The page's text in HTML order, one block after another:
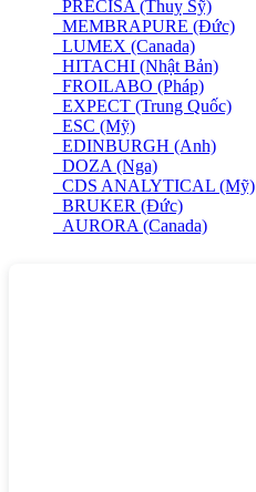
PRECISA (Thuỵ Sỹ)
MEMBRAPURE (Đức)
LUMEX (Canada)
HITACHI (Nhật Bản)
FROILABO (Pháp)
EXPECT (Trung Quốc)
ESC (Mỹ)
EDINBURGH (Anh)
DOZA (Nga)
CDS ANALYTICAL (Mỹ)
BRUKER (Đức)
AURORA (Canada)